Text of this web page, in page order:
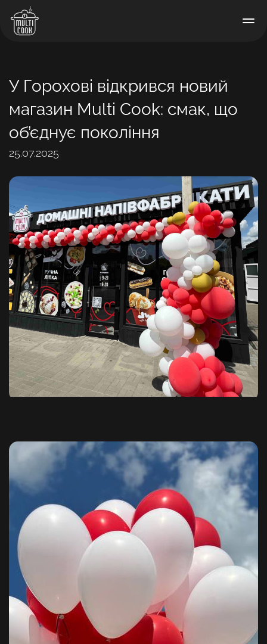
У Горохові відкрився новий
магазин Multi Cook: смак, що
об’єднує покоління
25.07.2025